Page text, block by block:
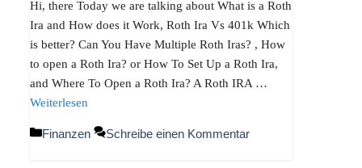
Hi, there Today we are talking about What is a Roth
Ira and How does it Work, Roth Ira Vs 401k Which
is better? Can You Have Multiple Roth Iras? , How
to open a Roth Ira? or How To Set Up a Roth Ira,
and Where To Open a Roth Ira? A Roth IRA …
Weiterlesen
Kategorien
Finanzen Schreibe einen Kommentar